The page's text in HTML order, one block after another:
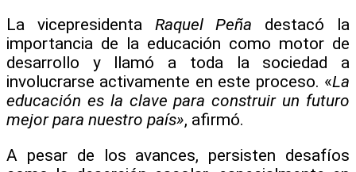
La vicepresidentaRaquel Peña destacó la
importancia de la educación como motor de
desarrollo y llamó a toda la sociedad a
involucrarse activamente en este proceso. «La
educación es la clave para construir un futuro
mejor para nuestro país», afirmó.
A pesar de los avances, persisten desafíos